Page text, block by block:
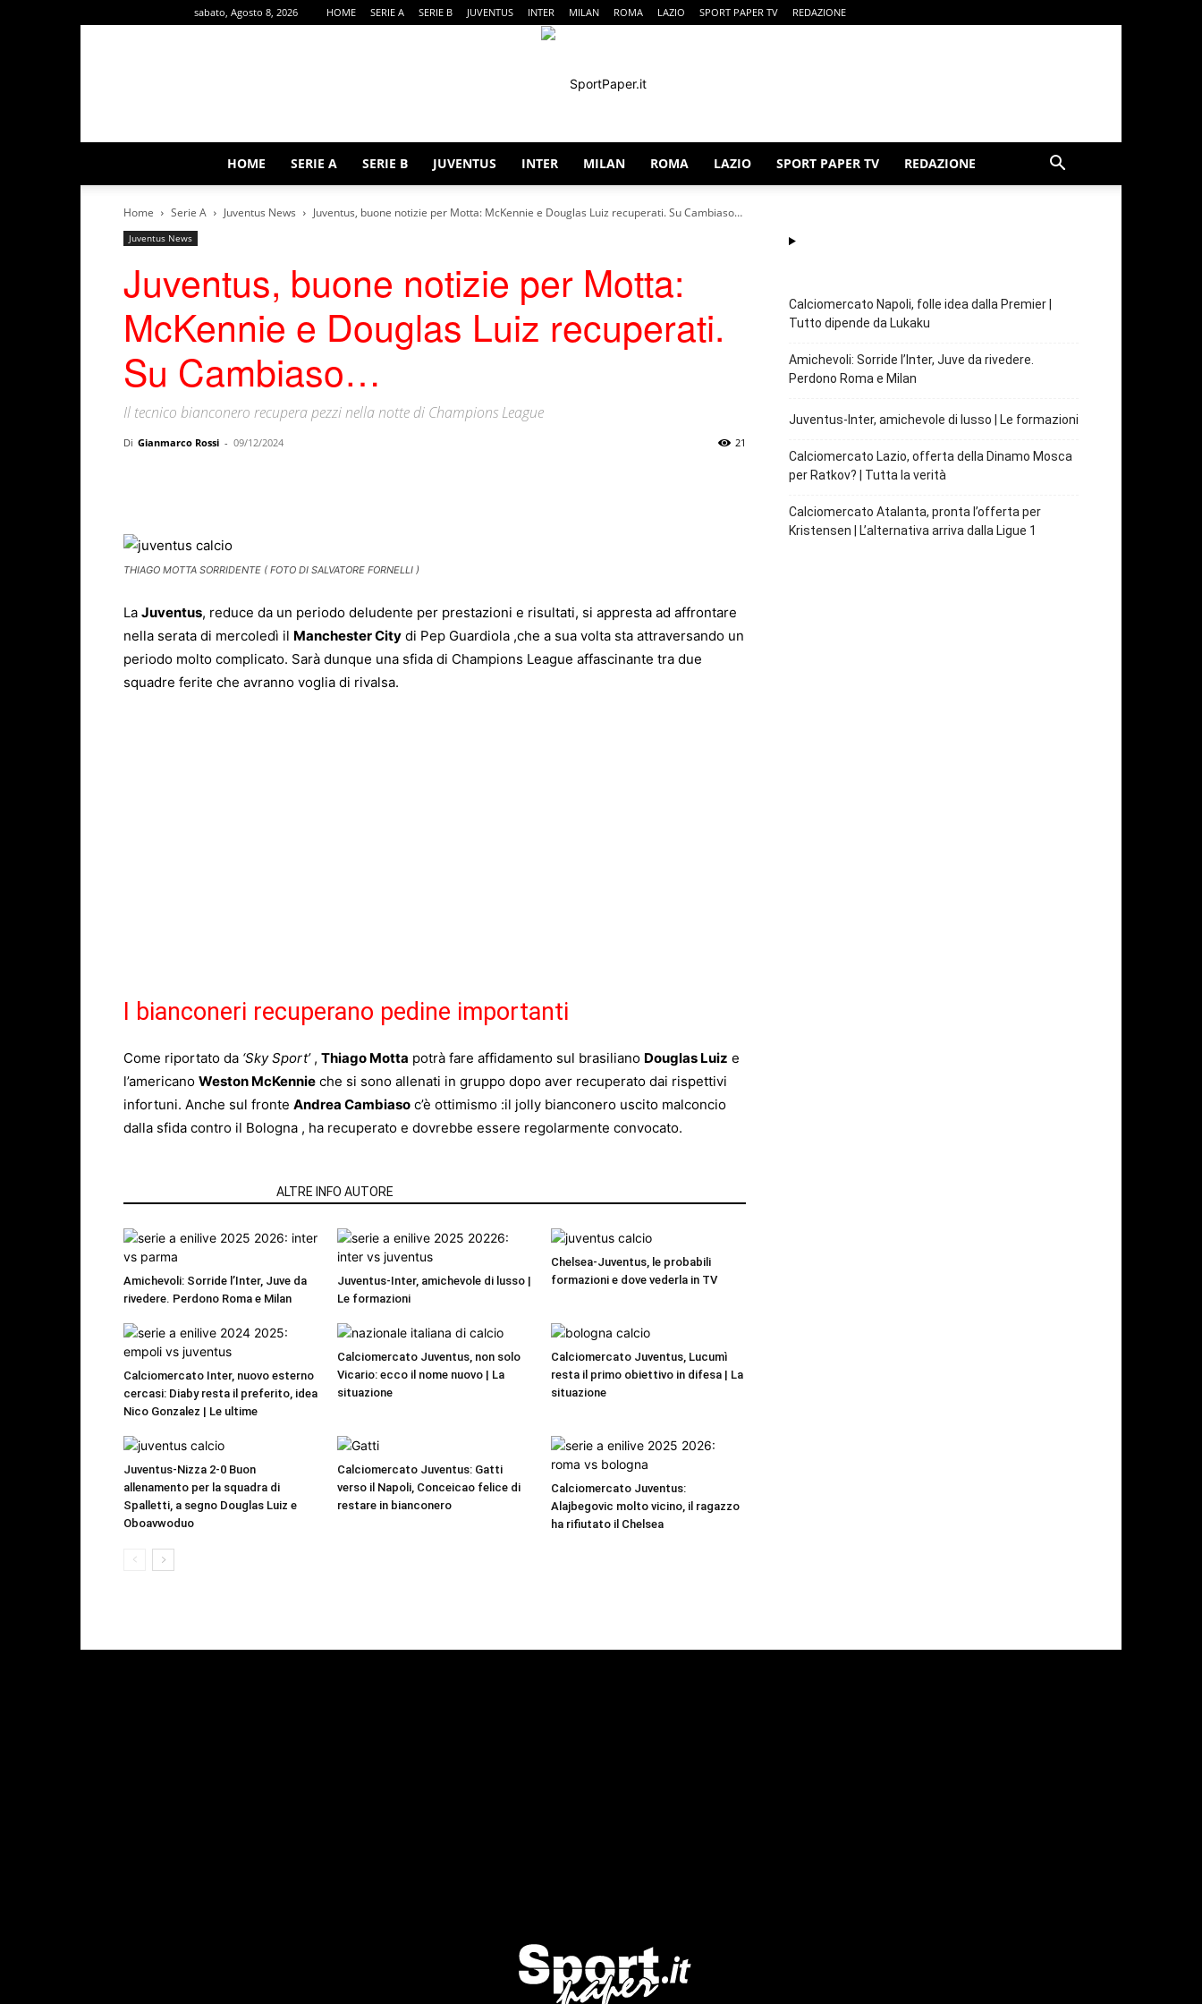
sabato, Agosto 8, 2026 HOME SERIE A SERIE B JUVENTUS INTER MILAN ROMA LAZIO SPORT PAPER TV REDAZIONE
HOME SERIE A SERIE B JUVENTUS INTER MILAN ROMA LAZIO SPORT PAPER TV REDAZIONE
Home Serie A Juventus News Juventus, buone notizie per Motta: McKennie e Douglas Luiz recuperati. Su Cambiaso…
Juventus News
Juventus, buone notizie per Motta:
McKennie e Douglas Luiz recuperati.
Su Cambiaso…
Il tecnico bianconero recupera pezzi nella notte di Champions League
Di Gianmarco Rossi - 09/12/2024 21
THIAGO MOTTA SORRIDENTE ( FOTO DI SALVATORE FORNELLI )
La Juventus, reduce da un periodo deludente per prestazioni e risultati, si appresta ad affrontare
nella serata di mercoledì il Manchester City di Pep Guardiola ,che a sua volta sta attraversando un
periodo molto complicato. Sarà dunque una sfida di Champions League affascinante tra due
squadre ferite che avranno voglia di rivalsa.
I bianconeri recuperano pedine importanti
Come riportato da ‘Sky Sport’ , Thiago Motta potrà fare affidamento sul brasiliano Douglas Luiz e
l’americano Weston McKennie che si sono allenati in gruppo dopo aver recuperato dai rispettivi
infortuni. Anche sul fronte Andrea Cambiaso c’è ottimismo :il jolly bianconero uscito malconcio
dalla sfida contro il Bologna , ha recuperato e dovrebbe essere regolarmente convocato.
ALTRE INFO AUTORE
Amichevoli: Sorride l’Inter, Juve da
rivedere. Perdono Roma e Milan
Juventus-Inter, amichevole di lusso |
Le formazioni
Chelsea-Juventus, le probabili
formazioni e dove vederla in TV
Calciomercato Inter, nuovo esterno
cercasi: Diaby resta il preferito, idea
Nico Gonzalez | Le ultime
Calciomercato Juventus, non solo
Vicario: ecco il nome nuovo | La
situazione
Calciomercato Juventus, Lucumì
resta il primo obiettivo in difesa | La
situazione
Juventus-Nizza 2-0 Buon
allenamento per la squadra di
Spalletti, a segno Douglas Luiz e
Oboavwoduo
Calciomercato Juventus: Gatti
verso il Napoli, Conceicao felice di
restare in bianconero
Calciomercato Juventus:
Alajbegovic molto vicino, il ragazzo
ha rifiutato il Chelsea
Calciomercato Napoli, folle idea dalla Premier |
Tutto dipende da Lukaku
Amichevoli: Sorride l’Inter, Juve da rivedere.
Perdono Roma e Milan
Juventus-Inter, amichevole di lusso | Le formazioni
Calciomercato Lazio, offerta della Dinamo Mosca
per Ratkov? | Tutta la verità
Calciomercato Atalanta, pronta l’offerta per
Kristensen | L’alternativa arriva dalla Ligue 1